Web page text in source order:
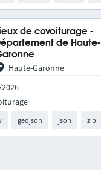
de covoiturage -
de Haute-
Haute-Garonne
geojson json zip